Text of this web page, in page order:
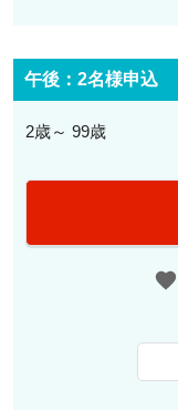
【観光】
●入場
◎外観観光
午後：2名様申込
2歳～ 99歳
最少催行人数